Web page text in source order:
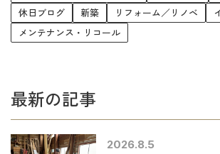
休日ブログ
新築 リフォーム／リノベ
メンテナンス・リコール
最新の記事
2026.8.5